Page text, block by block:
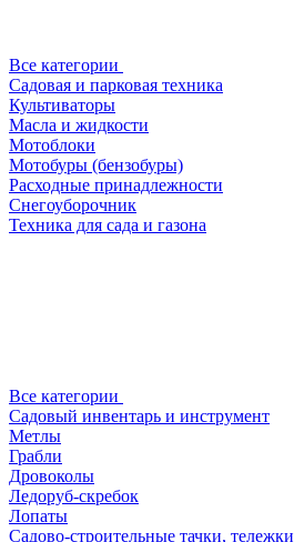
Все категории
Садовая и парковая техника
Культиваторы
Масла и жидкости
Мотоблоки
Мотобуры (бензобуры)
Расходные принадлежности
Снегоуборочник
Техника для сада и газона
Все категории
Садовый инвентарь и инструмент
Метлы
Грабли
Дровоколы
Ледоруб-скребок
Лопаты
Садово-строительные тачки, тележки